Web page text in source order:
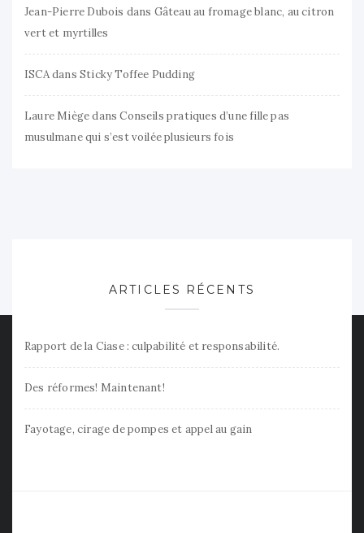
Jean-Pierre Dubois dans Gâteau au fromage blanc, au citron
vert et myrtilles
ISCAdans Sticky Toffee Pudding
Laure MiègedansConseils pratiques d’une fille pas
musulmane qui s’est voilée plusieurs fois
ARTICLES RÉCENTS
Rapport de la Ciase : culpabilité et responsabilité.
Des réformes! Maintenant!
Fayotage, cirage de pompes et appel au gain